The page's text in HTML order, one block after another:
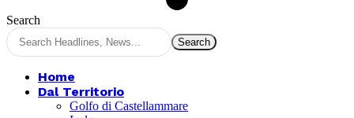
Search
Home
Dal Territorio
Golfo di Castellammare